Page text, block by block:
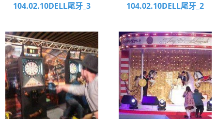
104.02.10DELL尾牙_3 104.02.10DELL尾牙_2